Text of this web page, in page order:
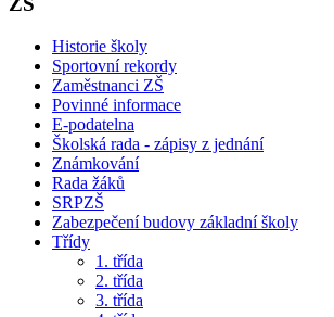
Historie školy
Sportovní rekordy
Zaměstnanci ZŠ
Povinné informace
E-podatelna
Školská rada - zápisy z jednání
Známkování
Rada žáků
SRPZŠ
Zabezpečení budovy základní školy
Třídy
1. třída
2. třída
3. třída